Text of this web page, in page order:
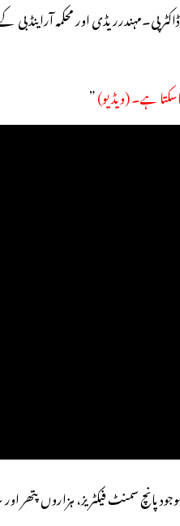
پی۔مہندرریڈی اور محکمہ
ہے۔ (ویڈیو)”
پانچ سمنٹ فیکٹریز، ہزاروں